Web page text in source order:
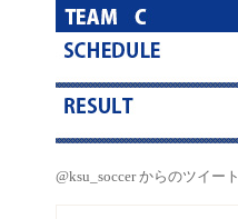
@ksu_soccer からのツイート